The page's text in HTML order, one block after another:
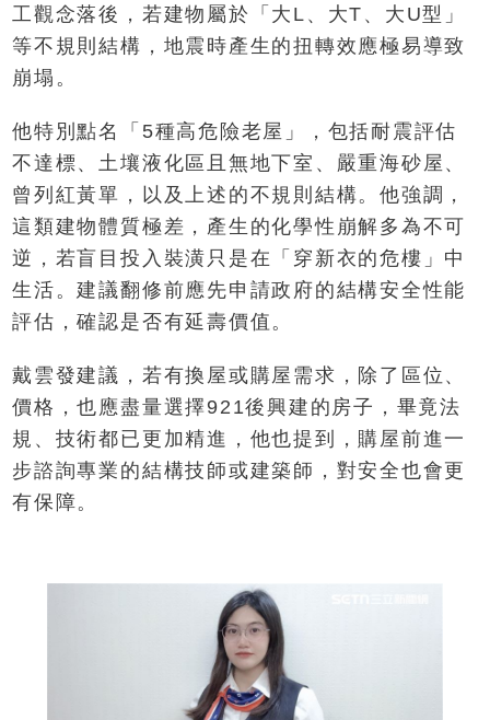
工觀念落後，若建物屬於「大L、大T、大U型」
等不規則結構，地震時產生的扭轉效應極易導致
崩塌。
他特別點名「5種高危險老屋」，包括耐震評估
不達標、土壤液化區且無地下室、嚴重海砂屋、
曾列紅黃單，以及上述的不規則結構。他強調，
這類建物體質極差，產生的化學性崩解多為不可
逆，若盲目投入裝潢只是在「穿新衣的危樓」中
生活。建議翻修前應先申請政府的結構安全性能
評估，確認是否有延壽價值。
戴雲發建議，若有換屋或購屋需求，除了區位、
價格，也應盡量選擇921後興建的房子，畢竟法
規、技術都已更加精進，他也提到，購屋前進一
步諮詢專業的結構技師或建築師，對安全也會更
有保障。